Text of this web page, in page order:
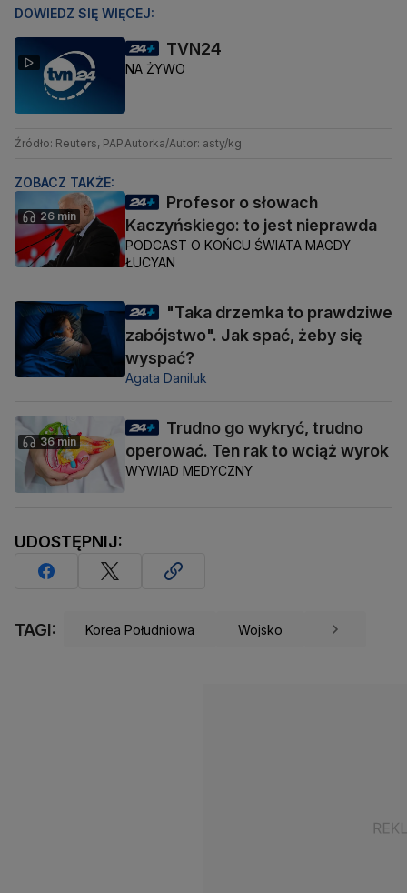
DOWIEDZ SIĘ WIĘCEJ:
TVN24
NA ŻYWO
Źródło: Reuters, PAP Autorka/Autor: asty/kg
ZOBACZ TAKŻE:
26 min
Profesor o słowach
Kaczyńskiego: to jest nieprawda
PODCAST O KOŃCU ŚWIATA MAGDY
ŁUCYAN
"Taka drzemka to prawdziwe
zabójstwo". Jak spać, żeby się
wyspać?
Agata Daniluk
36 min
Trudno go wykryć, trudno
operować. Ten rak to wciąż wyrok
WYWIAD MEDYCZNY
UDOSTĘPNIJ:
TAGI: Korea Południowa Wojsko